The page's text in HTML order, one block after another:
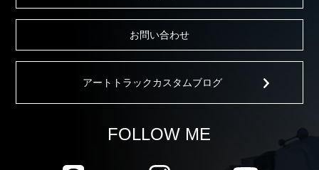
お問い合わせ
アートトラックカスタムブログ
FOLLOW ME